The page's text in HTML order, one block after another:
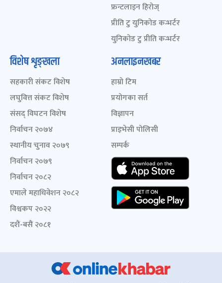
फ्रन्टलाइन हिरोज्
प्रीति टु युनिकोड कन्भर्टर
युनिकोड टु प्रीति कन्भर्टर
विशेष शृङ्खला
सहकारी संकट विशेष
लघुवित्त संकट विशेष
संसद् विघटन विशेष
निर्वाचन २०७४
स्थानीय चुनाव २०७९
निर्वाचन २०७९
निर्वाचन २०८२
एमाले महाधिवेशन २०८२
विश्वकप २०२२
दशैं-बसैं २०८१
अनलाइनखबर
हाम्रो टिम
प्रयोगका सर्त
विज्ञापन
प्राइभेसी पोलिसी
सम्पर्क